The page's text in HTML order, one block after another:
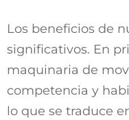
Los beneficios de
significativos. En
maquinaria de
competencia y
lo que se traduce